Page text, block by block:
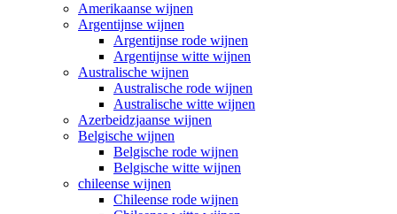
Amerikaanse wijnen
Argentijnse wijnen
Argentijnse rode wijnen
Argentijnse witte wijnen
Australische wijnen
Australische rode wijnen
Australische witte wijnen
Azerbeidzjaanse wijnen
Belgische wijnen
Belgische rode wijnen
Belgische witte wijnen
chileense wijnen
Chileense rode wijnen